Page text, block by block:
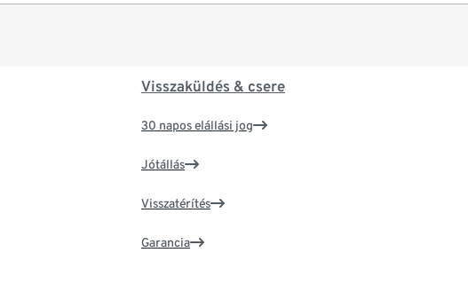
Visszaküldés & csere
30 napos elállási jog
Jótállás
Visszatérítés
Garancia